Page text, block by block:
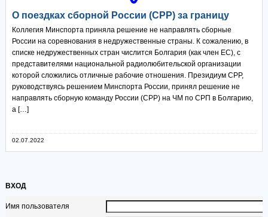
О поездках сборной России (СРР) за границу
Коллегия Минспорта приняла решение не направлять сборные
России на соревнования в недружественные страны. К сожалению, в
списке недружественных стран числится Болгария (как член ЕС), с
представителями национальной радиолюбительской организации
которой сложились отличные рабочие отношения. Президиум СРР,
руководствуясь решением Минспорта России, принял решение не
направлять сборную команду России (СРР) на ЧМ по СРП в Болгарию,
а […]
02.07.2022
ВХОД
Имя пользователя